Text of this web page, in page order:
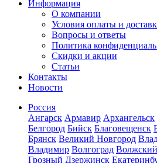
Информация
О компании
Условия оплаты и
Вопросы и ответы
Политика
Скидки и акции
Статьи
Контакты
Новости
Россия
Ангарск Армавир Архангельск
Белгород Бийск Благовещенск
Брянск Великий Новгород
Владимир Волгоград Волжский
Грозный Дзержинск